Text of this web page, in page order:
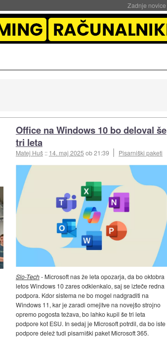
Zadnje novice
Office na Windows 10 bo deloval še
tri leta
Matej Huš :: 14. maj 2025ob 21:39 Pisarniški paketi
Slo-Tech- Microsoft nas že leta opozarja, da bo oktobra
letos Windows 10 zares odklenkalo, saj se izteče redna
podpora. Kdor sistema ne bo mogel nadgraditi na
Windows 11, kar je zaradi omejitve na novejšo strojno
opremo pogosta težava, bo lahko kupil še tri leta
podpore kot ESU. In sedaj je Microsoft potrdil, da bo iste
podpore delež tudi pisarniški paket Microsoft 365.